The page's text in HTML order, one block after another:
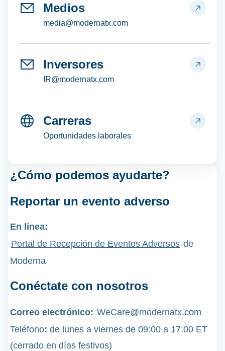
Medios
media@modernatx.com
Inversores
IR@modernatx.com
Carreras
Oportunidades laborales
¿Cómo podemos ayudarte?
Reportar un evento adverso
En línea:
Portal de Recepción de Eventos Adversos de
Moderna
Conéctate con nosotros
Correo electrónico: WeCare@modernatx.com
Teléfono: de lunes a viernes de 09:00 a 17:00 ET
(cerrado en días festivos)